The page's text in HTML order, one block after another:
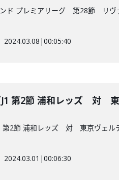
ド プレミアリーグ 第28節 リ
2024.03.08 |00:05:40
J1 第2節 浦和レッズ 対
第2節 浦和レッズ 対 東京ヴェル
2024.03.01 |00:06:30